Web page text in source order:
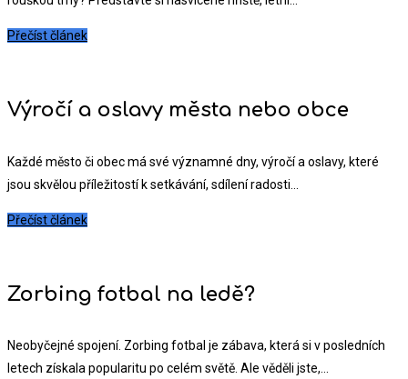
Přečíst článek
Výročí a oslavy města nebo obce
Každé město či obec má své významné dny, výročí a oslavy, které
jsou skvělou příležitostí k setkávání, sdílení radosti...
Přečíst článek
Zorbing fotbal na ledě?
Neobyčejné spojení. Zorbing fotbal je zábava, která si v posledních
letech získala popularitu po celém světě. Ale věděli jste,...